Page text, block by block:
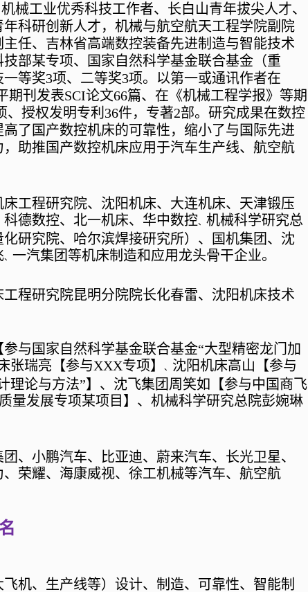
械工业优秀科技工作者、长白山青年拔尖人才、
科研创新人才，机械与航空航天工程学院副院
任、吉林省高端数控装备先进制造与智能技术
部某专项、国家自然科学基金联合基金（重
一等奖3项、二等奖3项。以第一或通讯作者在
期刊发表SCI论文66篇、在《机械工程学报》等期
、授权发明专利 36件，专著2部。研究成果在数控
了国产数控机床的可靠性，缩小了与国际先进
助推国产数控机床应用于汽车生产线、航空航
工程研究院、沈阳机床、大连机床、天津锻压
德数控、北一机床、华中数控、 机械科学研究总
研究院、哈尔滨焊接研究所）、国机集团、沈
、 一汽集团等机床制造和应用龙头骨干企业。
程研究院昆明分院院长化春雷、沈阳机床技术
与国家自然科学基金联合基金“大型精密龙门加
张瑞亮【参与XXX专项】 、 沈阳机床高山【参与
理论与方法”】、沈飞集团周笑如【参与中国商飞
量发展专项某项目】、机械科学研究总院彭婉琳
、小鹏汽车、比亚迪、蔚来汽车、长光卫星、
荣耀、海康威视、徐工机械等汽车、航空航
机、生产线等）设计、制造、可靠性、智能制